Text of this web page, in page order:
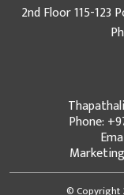
2nd Floor 115-123
Phone:
© Copyright